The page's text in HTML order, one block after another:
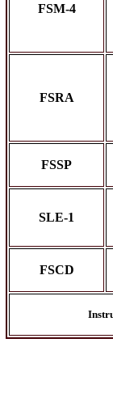
FSM-4
FSRA
FSSP
SLE-1
FSCD